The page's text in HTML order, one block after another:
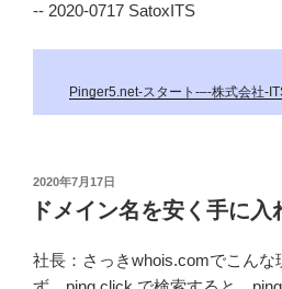
-- 2020-0717 SatoxITS
Pinger5.net-スタート-–-株式会社-
投
稿
日:
2020年7月17日
ドメイン名を安く手に入
社長：さっきwhois.comでこんな